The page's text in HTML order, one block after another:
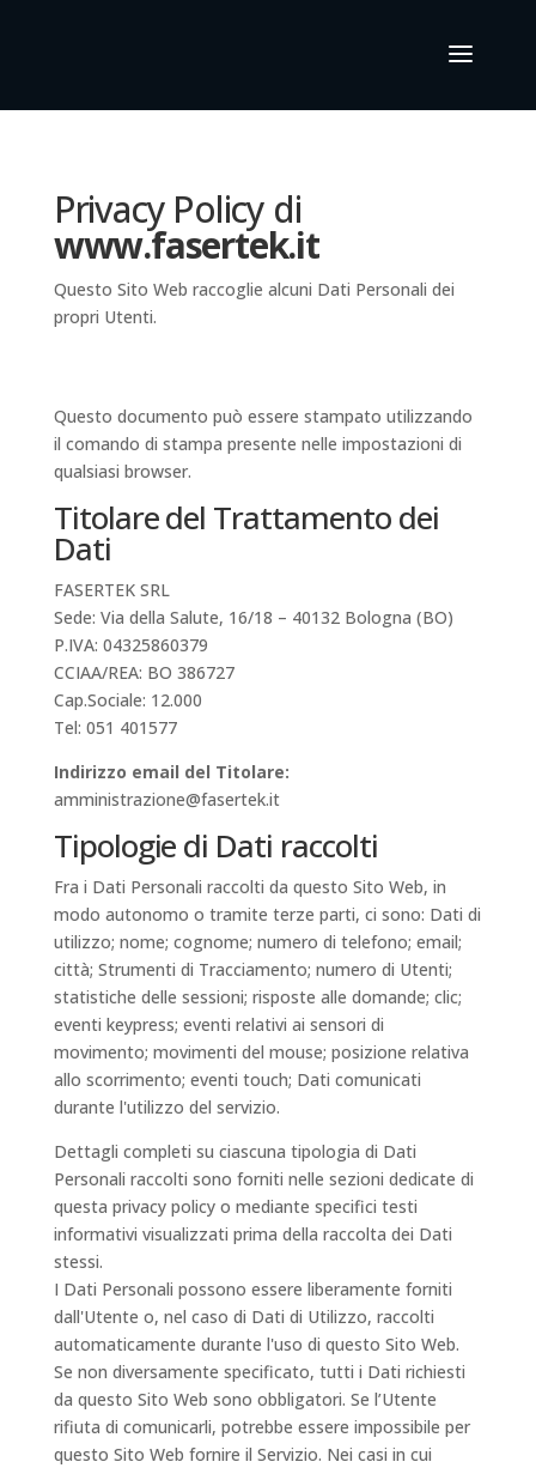
Privacy Policy di
www.fasertek.it
Questo Sito Web raccoglie alcuni Dati Personali dei
propri Utenti.
Questo documento può essere stampato utilizzando
il comando di stampa presente nelle impostazioni di
qualsiasi browser.
Titolare del Trattamento dei
Dati
FASERTEK SRL
Sede: Via della Salute, 16/18 – 40132 Bologna (BO)
P.IVA: 04325860379
CCIAA/REA: BO 386727
Cap.Sociale: 12.000
Tel: 051 401577
Indirizzo email del Titolare:
amministrazione@fasertek.it
Tipologie di Dati raccolti
Fra i Dati Personali raccolti da questo Sito Web, in
modo autonomo o tramite terze parti, ci sono: Dati di
utilizzo; nome; cognome; numero di telefono; email;
città; Strumenti di Tracciamento; numero di Utenti;
statistiche delle sessioni; risposte alle domande; clic;
eventi keypress; eventi relativi ai sensori di
movimento; movimenti del mouse; posizione relativa
allo scorrimento; eventi touch; Dati comunicati
durante l'utilizzo del servizio.
Dettagli completi su ciascuna tipologia di Dati
Personali raccolti sono forniti nelle sezioni dedicate di
questa privacy policy o mediante specifici testi
informativi visualizzati prima della raccolta dei Dati
stessi.
I Dati Personali possono essere liberamente forniti
dall'Utente o, nel caso di Dati di Utilizzo, raccolti
automaticamente durante l'uso di questo Sito Web.
Se non diversamente specificato, tutti i Dati richiesti
da questo Sito Web sono obbligatori. Se l’Utente
rifiuta di comunicarli, potrebbe essere impossibile per
questo Sito Web fornire il Servizio. Nei casi in cui